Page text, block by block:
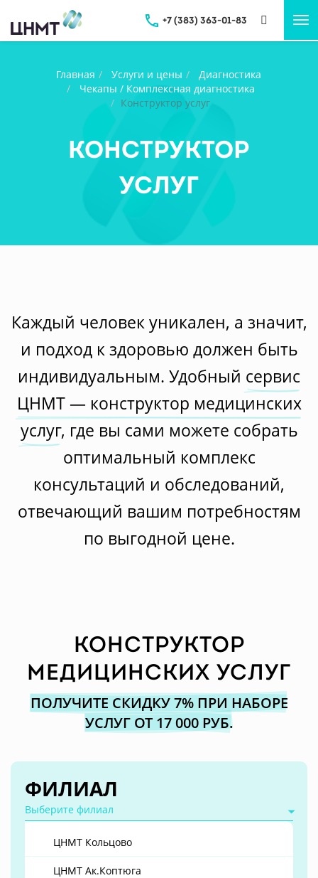
+7 (383) 363-01-83
Главная Услуги и цены
Диагностика
Чекапы / Комплексная диагностика
Конструктор услуг
Конструктор
услуг
Каждый человек уникален, а значит,
и подход к здоровью должен быть
индивидуальным. Удобный сервис
ЦНМТ — конструктор медицинских
услуг, где вы сами можете собрать
оптимальный комплекс
консультаций и обследований,
отвечающий вашим потребностям
по выгодной цене.
конструктор
медицинских услуг
ПОЛУЧИТЕ СКИДКУ 7% ПРИ НАБОРЕ
УСЛУГ ОТ 17 000 РУБ.
ФИЛИАЛ
Выберите филиал
ЦНМТ Кольцово
ЦНМТ Ак.Коптюга